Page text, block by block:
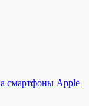
смартфоны Apple